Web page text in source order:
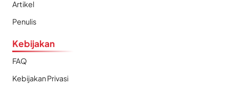
Artikel
Penulis
Kebijakan
FAQ
Kebijakan Privasi